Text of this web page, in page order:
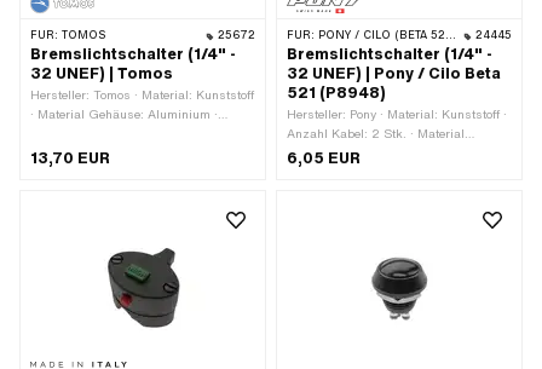
FÜR: TOMOS 25672
Bremslichtschalter (1/4" -
32 UNEF) | Tomos
Hersteller: Tomos · Material: Kunststoff
· Material Gehäuse: Aluminium ·
Anzahl Stellungen: 2 Stk. · Anzahl
13,70 EUR
FÜR: PONY / CILO (BETA 521 & 512) 24445
Bremslichtschalter (1/4" -
32 UNEF) | Pony / Cilo Beta
521 (P8948)
Hersteller: Pony · Material: Kunststoff ·
Anzahl Kabel: 2 Stk. · Material
Gehäuse: Kunststoff · Gewindeart:
6,05 EUR